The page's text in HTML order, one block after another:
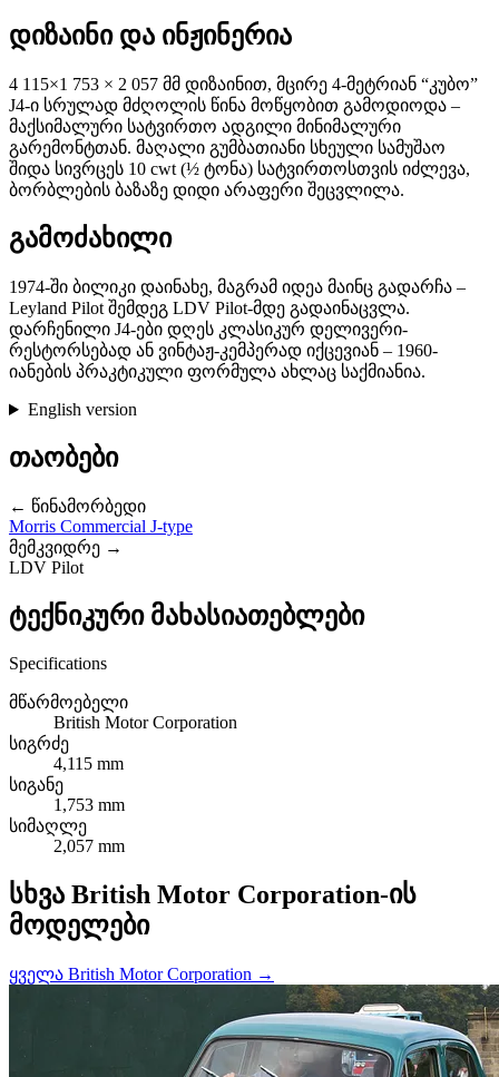
დიზაინი და ინჟინერია
4 115×1 753 × 2 057 მმ დიზაინით, მცირე 4-მეტრიან “კუბო”
J4-ი სრულად მძღოლის წინა მოწყობით გამოდიოდა –
მაქსიმალური სატვირთო ადგილი მინიმალური
გარემონტთან. მაღალი გუმბათიანი სხეული სამუშაო
შიდა სივრცეს 10 cwt (½ ტონა) სატვირთოსთვის იძლევა,
ბორბლების ბაზაზე დიდი არაფერი შეცვლილა.
გამოძახილი
1974-ში ბილიკი დაინახე, მაგრამ იდეა მაინც გადარჩა –
Leyland Pilot შემდეგ LDV Pilot-მდე გადაინაცვლა.
დარჩენილი J4-ები დღეს კლასიკურ დელივერი-
რესტორსებად ან ვინტაჟ-კემპერად იქცევიან – 1960-
იანების პრაკტიკული ფორმულა ახლაც საქმიანია.
English version
თაობები
← წინამორბედი
Morris Commercial J-type
მემკვიდრე →
LDV Pilot
ტექნიკური მახასიათებლები
Specifications
მწარმოებელი
British Motor Corporation
სიგრძე
4,115 mm
სიგანე
1,753 mm
სიმაღლე
2,057 mm
სხვა British Motor Corporation-ის
მოდელები
ყველა British Motor Corporation →